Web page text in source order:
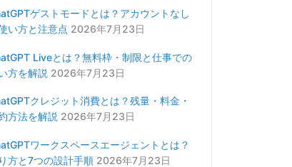
ゲストモードとは？アカウントなし
い方と注意点 2026年7月23日
Liveとは？無料枠・制限と仕事での
方を解説 2026年7月23日
クレジット消費とは？残量・料金・
方法を解説 2026年7月23日
ワークスペースエージェントとは？
方と7つの設計手順 2026年7月23日